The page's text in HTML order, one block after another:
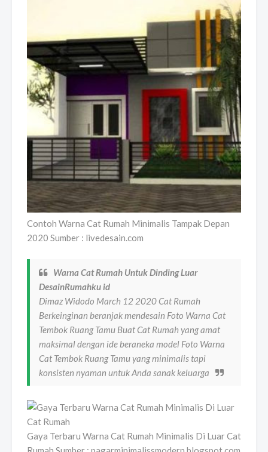
Contoh Warna Cat Rumah Minimalis Tampak Depan
2020 Sumber : livedesain.com
Warna Cat Rumah Untuk Dinding Luar
DesainRumahku id
Dimaz Widodo March 12 2020 Cat Rumah
Berkeinginan beranjak mendesain Foto Warna Cat
Tembok Ruang Tamu Buat Cat Rumah yang amat
maksimal dengan ide beraneka model Foto Warna
Cat Tembok Ruang Tamu yang minimalis tapi
konsisten nyaman untuk Anda sanak keluarga
Gaya Terbaru Warna Cat Rumah Minimalis Di Luar Cat